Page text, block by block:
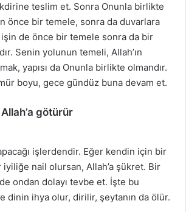
teslim et. Sonra Onunla birlikte
önce bir temele, sonra da duvarlara
işin de önce bir temele sonra da bir
Senin yolunun temeli, Allah’ın
yapısı da Onunla birlikte olmandır.
boyu, gece gündüz buna devam et.
götürür
işlerdendir. Eğer kendin için bir
nail olursan, Allah’a şükret. Bir
ondan dolayı tevbe et. İşte bu
dinin ihya olur, dirilir, şeytanın da ölür.